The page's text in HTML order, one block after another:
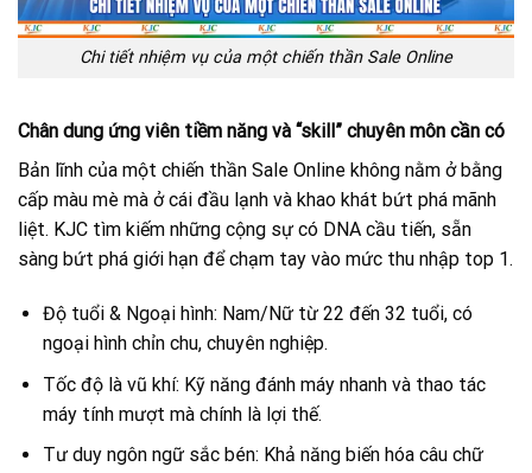
Chi tiết nhiệm vụ của một chiến thần Sale Online
Chân dung ứng viên tiềm năng và “skill” chuyên môn cần có
Bản lĩnh của một chiến thần Sale Online không nằm ở bằng
cấp màu mè mà ở cái đầu lạnh và khao khát bứt phá mãnh
liệt. KJC tìm kiếm những cộng sự có DNA cầu tiến, sẵn
sàng bứt phá giới hạn để chạm tay vào mức thu nhập top 1.
Độ tuổi & Ngoại hình: Nam/Nữ từ 22 đến 32 tuổi, có
ngoại hình chỉn chu, chuyên nghiệp.
Tốc độ là vũ khí: Kỹ năng đánh máy nhanh và thao tác
máy tính mượt mà chính là lợi thế.
Tư duy ngôn ngữ sắc bén: Khả năng biến hóa câu chữ